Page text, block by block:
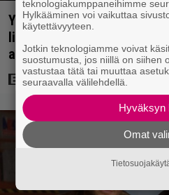
Yöllä tv:ssä: Sotaelokuvan
lihakset nopeasti
arvosana on 7,6
teknologiakumppaneihimme
Hylkääminen voi vaikuttaa
käytettävyyteen.
Jotkin teknologiamme voivat
suostumusta, jos niillä on siihen
vastustaa tätä tai muuttaa
seuraavalla välilehdellä.
Hyväksyn
Omat